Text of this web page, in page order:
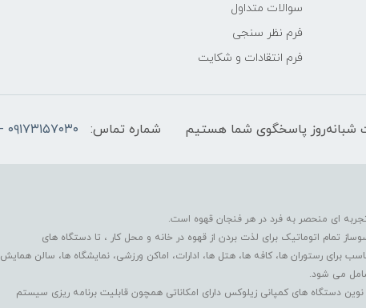
سوالات متداول
فرم نظر سنجی
فرم انتقادات و شکایت
شماره تماس: ۰۹۱۷۳۱۵۷۰۳۰ - 09129312300 - 07137742255
ای منحصر به فرد در هر فنجان قهوه است.
تمام اتوماتیک برای لذت بردن از قهوه در خانه و محل کار ، تا دستگاه های
برای رستوران ها، کافه ها، هتل ها، ادارات، اماکن ورزشی، نمایشگاه ها، سالن همایش
شامل می شود.
دستگاه های کمپانی زیلوکس دارای امکاناتی همچون قابلیت برنامه ریزی سیستم